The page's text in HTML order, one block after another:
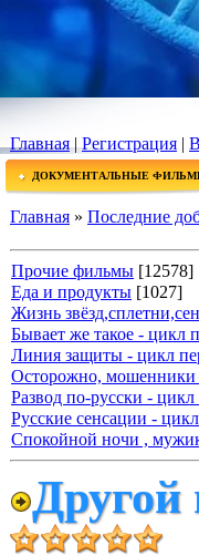
Главная|Регистрация |
ДОКУМЕНТАЛЬНЫЕ
Главная » Последние
Прочие фильмы [12578]
Еда и продукты [1027]
Жизнь
Бывает же такое - цикл
Линия защиты - цикл
Осторожно, мошенники
Развод по-русски - цикл
Русские сенсации -
Спокойной ночи ,
Другой